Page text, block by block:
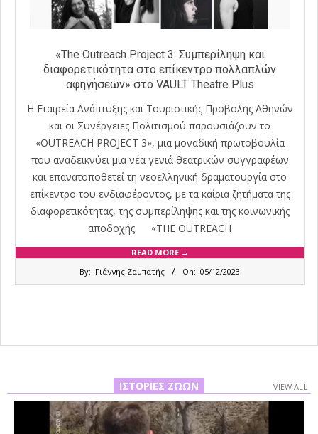
«The Outreach Project 3: Συμπερίληψη και
διαφορετικότητα στο επίκεντρο πολλαπλών
αφηγήσεων» στο VAULT Theatre Plus
Η Εταιρεία Ανάπτυξης και Τουριστικής Προβολής Αθηνών
και οι Συνέργειες Πολιτισμού παρουσιάζουν το
«OUTREACH PROJECT 3», μια μοναδική πρωτοβουλία
που αναδεικνύει μια νέα γενιά θεατρικών συγγραφέων
και επανατοποθετεί τη νεοελληνική δραματουργία στο
επίκεντρο του ενδιαφέροντος, με τα καίρια ζητήματα της
διαφορετικότητας, της συμπερίληψης και της κοινωνικής
αποδοχής. «THE OUTREACH
READ MORE →
By: Γιάννης Ζαμπατής On: 05/12/2023
ΙΣΤΟΡΊΕΣ ΖΏΩΝ VIEW ALL